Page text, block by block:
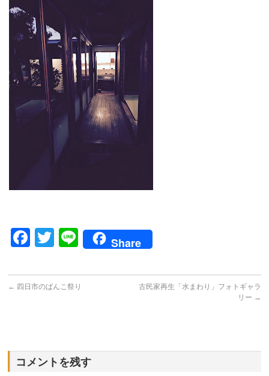
Facebook
Twitter
LineShare
← 四日市のばんこ祭り
古民家再生「水まわり」フォトギャラ
リー →
コメントを残す